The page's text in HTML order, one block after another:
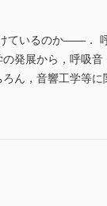
ているのか――．
発展から，呼吸
ん，音響工学等